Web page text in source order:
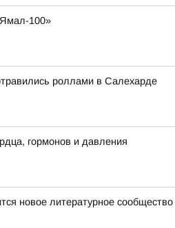
100»
роллами в Салехарде
гормонов и давления
новое литературное сообщество